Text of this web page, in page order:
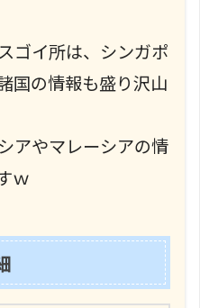
ゴイ所は、シンガポ
国の情報も盛り沢山
アやマレーシアの情
ｗ